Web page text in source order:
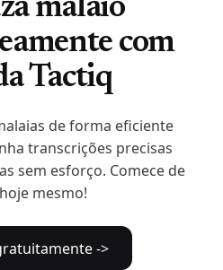
malaio
com
Tactiq
de forma eficiente
transcrições precisas
sem esforço. Comece de
mesmo!
->